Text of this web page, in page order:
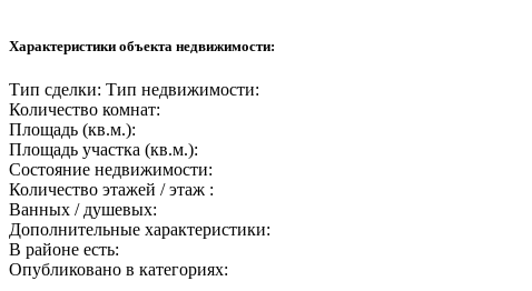
Характеристики объекта недвижимости:
Тип сделки: Тип недвижимости:
Количество комнат:
Площадь (кв.м.):
Площадь участка (кв.м.):
Состояние недвижимости:
Количество этажей / этаж :
Ванных / душевых:
Дополнительные характеристики:
В районе есть:
Опубликовано в категориях: